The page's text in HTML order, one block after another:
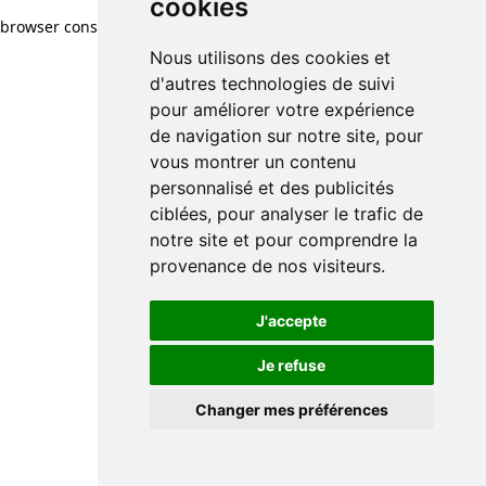
cookies
Nous utilisons des cookies et
d'autres technologies de suivi
pour améliorer votre expérience
de navigation sur notre site, pour
vous montrer un contenu
personnalisé et des publicités
ciblées, pour analyser le trafic de
notre site et pour comprendre la
provenance de nos visiteurs.
J'accepte
Je refuse
Changer mes préférences
cookies
Nous utilisons des cookies et
d'autres technologies de suivi
pour améliorer votre expérience
de navigation sur notre site, pour
vous montrer un contenu
personnalisé et des publicités
ciblées, pour analyser le trafic de
notre site et pour comprendre la
provenance de nos visiteurs.
J'accepte
Je refuse
Changer mes préférences
browser console for more information)